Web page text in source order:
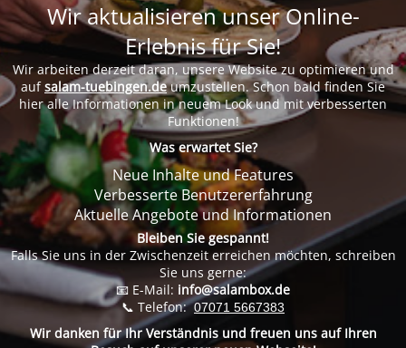
Wir aktualisieren unser Online-
Erlebnis für Sie!
Wir arbeiten derzeit daran, unsere Website zu optimieren und
aufsalam-tuebingen.deumzustellen. Schon bald finden Sie
hier alle Informationen in neuem Look und mit verbesserten
Funktionen!
Was erwartet Sie?
Neue Inhalte und Features
Verbesserte Benutzererfahrung
Aktuelle Angebote und Informationen
Bleiben Sie gespannt!
Falls Sie uns in der Zwischenzeit erreichen möchten, schreiben
Sie uns gerne:
📧 E-Mail: info@salambox.de
📞 Telefon: 07071 5667383
Wir danken für Ihr Verständnis und freuen uns auf Ihren